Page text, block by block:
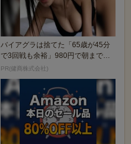
バイアグラは捨てた「65歳が45分
で3回戦も余裕」980円で朝まで絶
好調！
PR(健商株式会社)